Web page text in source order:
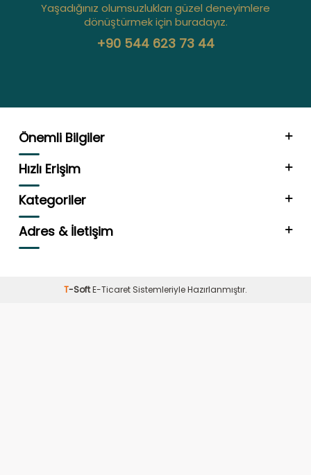
Yaşadığınız olumsuzlukları güzel deneyimlere
dönüştürmek için buradayız.
+90 544 623 73 44
Önemli Bilgiler
Hızlı Erişim
Kategoriler
Adres & İletişim
T-SoftE-Ticaret Sistemleriyle Hazırlanmıştır.